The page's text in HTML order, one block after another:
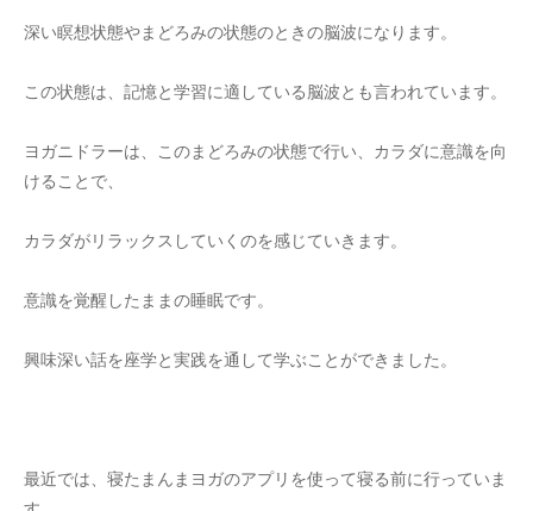
深い瞑想状態やまどろみの状態のときの脳波になります。
この状態は、記憶と学習に適している脳波とも言われています。
ヨガニドラーは、このまどろみの状態で行い、カラダに意識を向
けることで、
カラダがリラックスしていくのを感じていきます。
意識を覚醒したままの睡眠です。
興味深い話を座学と実践を通して学ぶことができました。
最近では、寝たまんまヨガのアプリを使って寝る前に行っていま